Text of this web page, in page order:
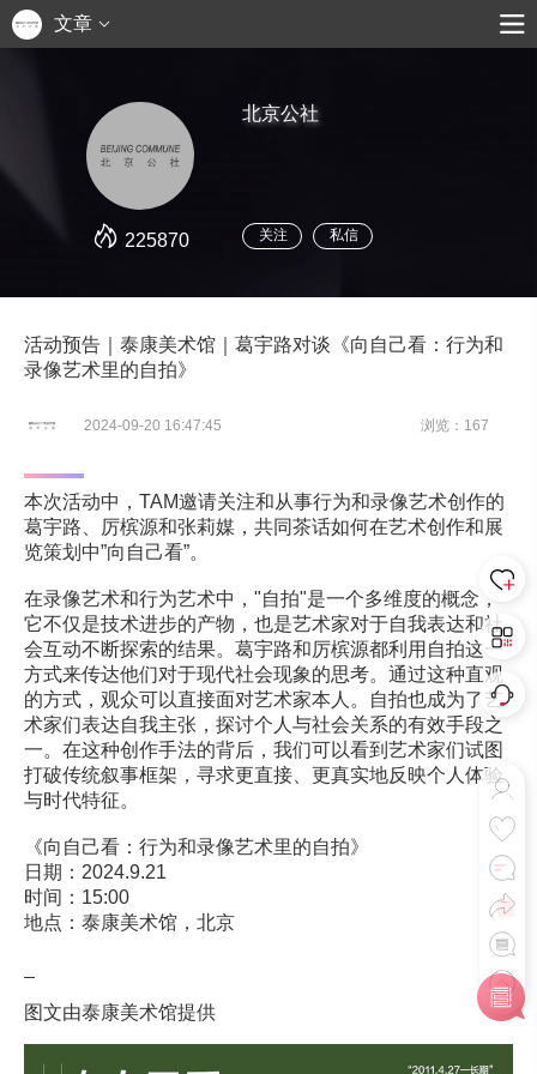
文章
225870
北京公社
关注 私信
活动预告｜泰康美术馆｜葛宇路对谈《向自己看：行为和
录像艺术里的自拍》
2024-09-20 16:47:45 浏览：167
本次活动中，TAM邀请关注和从事行为和录像艺术创作的
葛宇路、厉槟源和张莉媒，共同茶话如何在艺术创作和展
览策划中”向自己看”。
在录像艺术和行为艺术中，"自拍"是一个多维度的概念，
它不仅是技术进步的产物，也是艺术家对于自我表达和社
会互动不断探索的结果。葛宇路和厉槟源都利用自拍这一
方式来传达他们对于现代社会现象的思考。通过这种直观
的方式，观众可以直接面对艺术家本人。自拍也成为了艺
术家们表达自我主张，探讨个人与社会关系的有效手段之
一。在这种创作手法的背后，我们可以看到艺术家们试图
打破传统叙事框架，寻求更直接、更真实地反映个人体验
与时代特征。
《向自己看：行为和录像艺术里的自拍》
日期：2024.9.21
时间：15:00
地点：泰康美术馆，北京
图文由泰康美术馆提供